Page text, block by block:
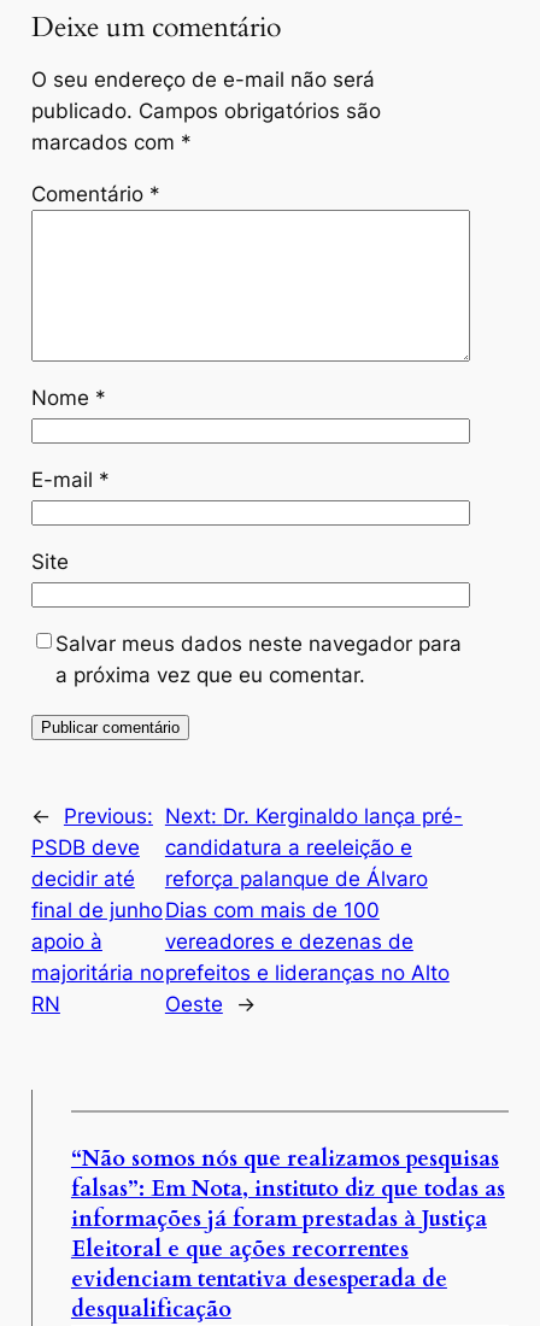
Deixe um comentário
O seu endereço de e-mail não será
publicado. Campos obrigatórios são
marcados com *
Comentário *
Nome *
E-mail *
Site
Salvar meus dados neste navegador para
a próxima vez que eu comentar.
←
Previous:
PSDB deve
decidir até
final de junho
apoio à
majoritária no
RN
Next: Dr. Kerginaldo lança pré-
candidatura a reeleição e
reforça palanque de Álvaro
Dias com mais de 100
vereadores e dezenas de
prefeitos e lideranças no Alto
Oeste
→
“Não somos nós que realizamos pesquisas
falsas”: Em Nota, instituto diz que todas as
informações já foram prestadas à Justiça
Eleitoral e que ações recorrentes
evidenciam tentativa desesperada de
desqualificação